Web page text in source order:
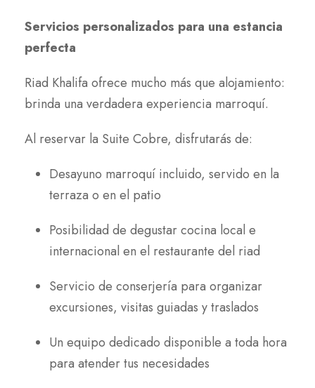
Servicios personalizados para una estancia
perfecta
Riad Khalifa ofrece mucho más que alojamiento:
brinda una verdadera experiencia marroquí.
Al reservar la Suite Cobre, disfrutarás de:
Desayuno marroquí incluido, servido en la
terraza o en el patio
Posibilidad de degustar cocina local e
internacional en el restaurante del riad
Servicio de conserjería para organizar
excursiones, visitas guiadas y traslados
Un equipo dedicado disponible a toda hora
para atender tus necesidades